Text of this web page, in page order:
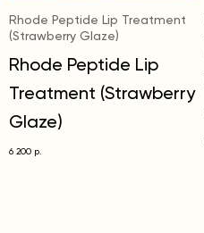
Rhode Peptide Lip Treatment
(Strawberry Glaze)
Rhode Peptide Lip
Treatment (Strawberry
Glaze)
6 200 р.